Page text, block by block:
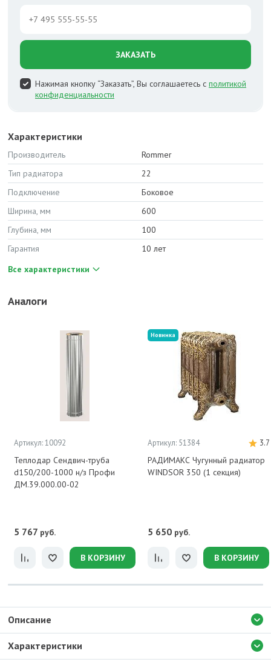
ЗАКАЗАТЬ
Нажимая кнопку “Заказать”, Вы соглашаетесь с политикой
конфиденциальности
Характеристики
Производитель
Rommer
Тип радиатора
22
Подключение
Боковое
Ширина, мм
600
Глубина, мм
100
Гарантия
10 лет
Все характеристики
Аналоги
Артикул: 10092
Теплодар Сендвич-труба
d150/200-1000 н/з Профи
ДМ.39.000.00-02
5 767 руб.
В КОРЗИНУ
Новинка
Артикул: 51384 3.7
РАДИМАКС Чугунный радиатор
WINDSOR 350 (1 секция)
5 650 руб.
В КОРЗИНУ
Описание
Характеристики